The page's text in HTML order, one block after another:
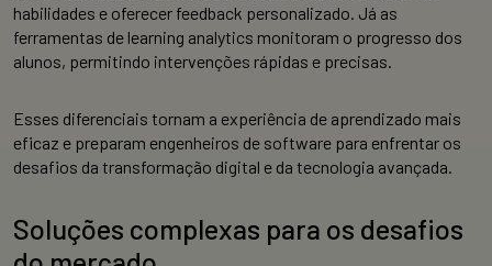
habilidades e oferecer feedback personalizado. Já as
ferramentas de learning analytics monitoram o progresso dos
alunos, permitindo intervenções rápidas e precisas.
Esses diferenciais tornam a experiência de aprendizado mais
eficaz e preparam engenheiros de software para enfrentar os
desafios da transformação digital e da tecnologia avançada.
Soluções complexas para os desafios